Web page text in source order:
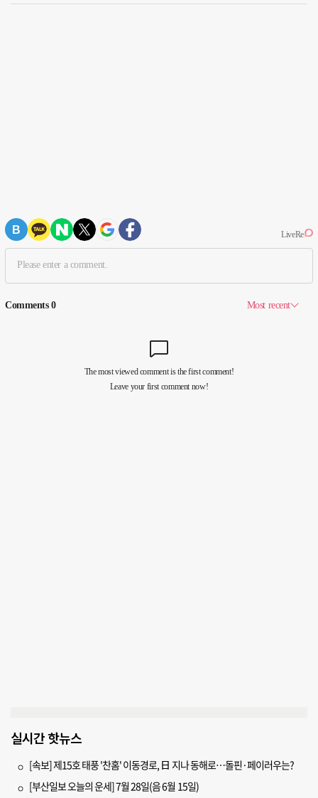
실시간 핫뉴스
[속보] 제15호 태풍 '찬홈' 이동경로, 日 지나 동해로…돌핀·페이러우는?
[부산일보 오늘의 운세] 7월 28일(음 6월 15일)